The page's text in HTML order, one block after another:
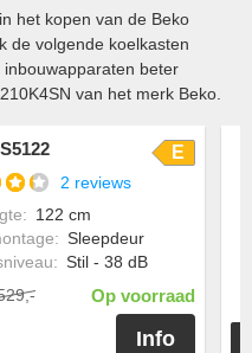
het kopen van de Beko
de volgende koelkasten
beter
van het merk Beko.
E
2 reviews
: 122 cm
: Sleepdeur
: Stil - 38 dB
Op voorraad
Info